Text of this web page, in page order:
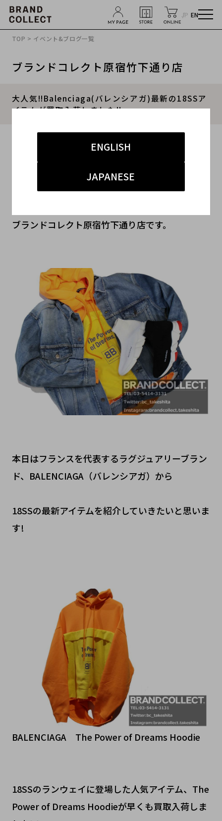
JP EN
ENGLISH
JAPANESE
TOP > イベント&ブログ一覧
ブランドコレクト原宿竹下通り店
大人気!!Balenciaga(バレンシアガ)最新の18SSア
イテムが買取入荷しました!!
#BALENCIAGA
#デニムジャケット
ブランドコレクト原宿竹下通り店です。
本日はフランスを代表するラグジュアリーブラン
ド、BALENCIAGA（バレンシアガ）から
18SSの最新アイテムを紹介していきたいと思いま
す!
BALENCIAGA The Power of Dreams Hoodie
18SSのランウェイに登場した人気アイテム、The
Power of Dreams Hoodieが早くも買取入荷しま